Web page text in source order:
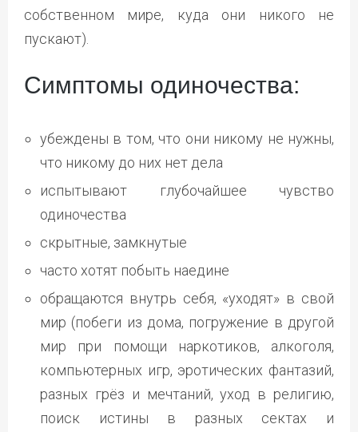
собственном мире, куда они никого не
пускают).
Симптомы одиночества:
убеждены в том, что они никому не нужны,
что никому до них нет дела
испытывают глубочайшее чувство
одиночества
скрытные, замкнутые
часто хотят побыть наедине
обращаются внутрь себя, «уходят» в свой
мир (побеги из дома, погружение в другой
мир при помощи наркотиков, алкоголя,
компьютерных игр, эротических фантазий,
разных грёз и мечтаний, уход в религию,
поиск истины в разных сектах и